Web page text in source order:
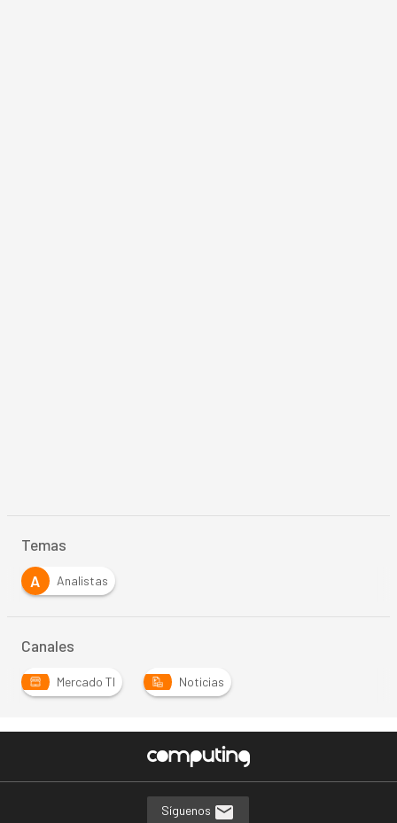
Temas
A
Analistas
Canales
Mercado TI Noticias
Síguenos